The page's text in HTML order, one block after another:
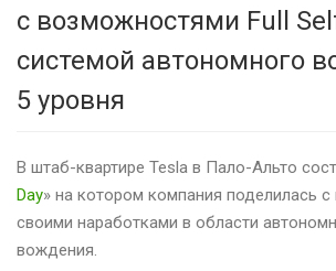
с возможностями Full
системой автономного
5 уровня
В штаб-квартире Tesla в Пало-Альто
Day» на котором компания поделилась с
своими наработками в области
вождения.